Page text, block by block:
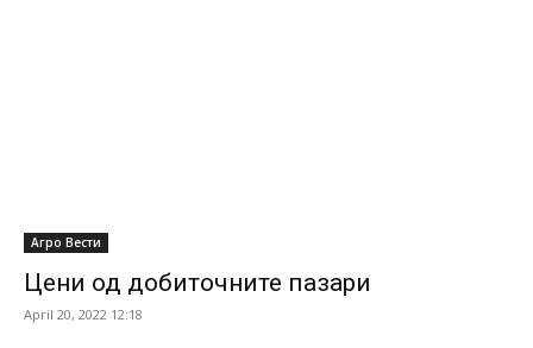
Агро Вести
Цени од добиточните пазари
April 20, 2022 12:18